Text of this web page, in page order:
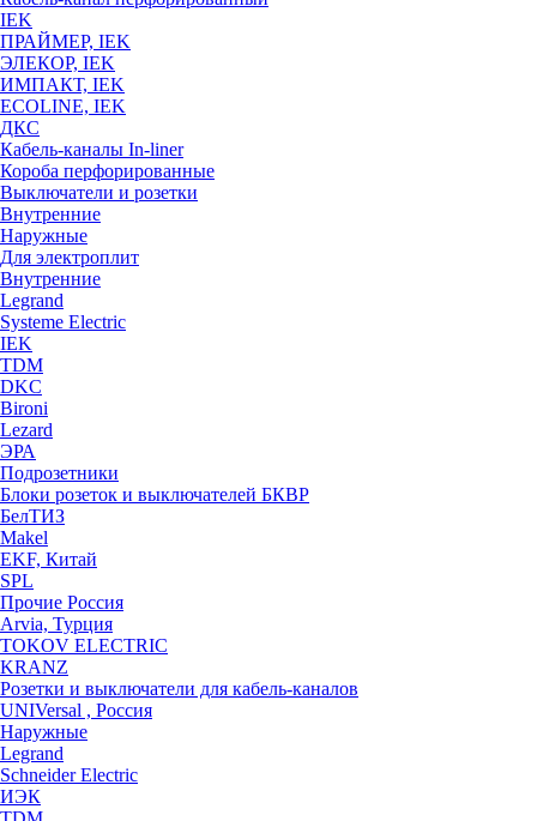
IEK
ПРАЙМЕР, IEK
ЭЛЕКОР, IEK
ИМПАКТ, IEK
ECOLINE, IEK
ДКС
Кабель-каналы In-liner
Короба перфорированные
Выключатели и розетки
Внутренние
Наружные
Для электроплит
Внутренние
Legrand
Systeme Electric
IEK
TDM
DKC
Bironi
Lezard
ЭРА
Подрозетники
Блоки розеток и выключателей БКВР
БелТИЗ
Makel
EKF, Китай
SPL
Прочие Россия
Arvia, Турция
TOKOV ELECTRIC
KRANZ
Розетки и выключатели для кабель-каналов
UNIVersal , Россия
Наружные
Legrand
Schneider Electric
ИЭК